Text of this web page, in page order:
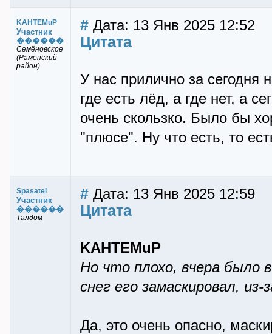
KAHTEMuP
Участник
������
Семёновское
(Раменский
район)
# Дата: 13 Янв 2025 12:52
Цитата
У нас прилично за сегодня
где есть лёд, а где нет, а
очень скользко. Было бы
"плюсе". Ну что есть, то
Spasatel
Участник
������
Талдом
# Дата: 13 Янв 2025 12:59
Цитата
KAHTEMuP
Но что плохо, вчера было
снег его замаскировал, из-
Да, это очень опасно,